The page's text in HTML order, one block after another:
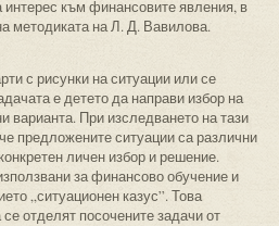
интерес към финансовите явления, в
методиката на Л. Д. Вавилова.
с рисунки на ситуации или се
е детето да направи избор на
варианта. При изследването на тази
предложените ситуации са различни
личен избор и решение.
за финансово обучение и
„ситуационен казус”. Това
отделят посочените задачи от